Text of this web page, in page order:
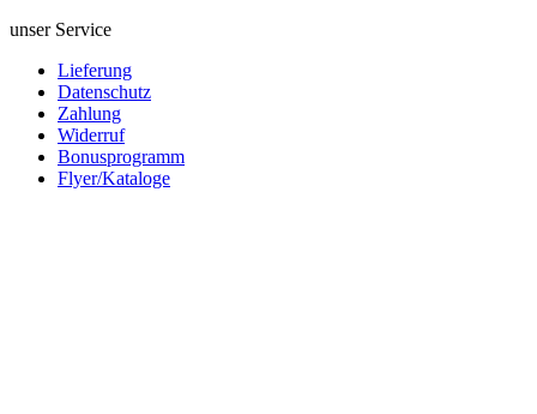
unser Service
Lieferung
Datenschutz
Zahlung
Widerruf
Bonusprogramm
Flyer/Kataloge